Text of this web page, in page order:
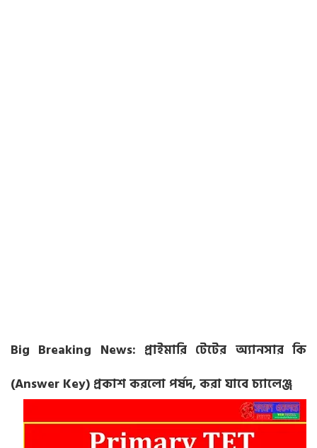
Big Breaking News: প্রাইমারি টেটের অ্যানসার কি
(Answer Key) প্রকাশ করলো পর্ষদ, করা যাবে চ্যালেঞ্জ